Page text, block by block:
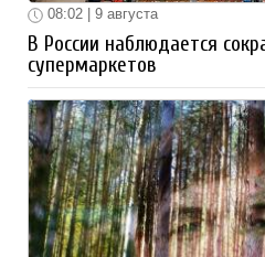
08:02 | 9 августа
В России наблюдается
супермаркетов